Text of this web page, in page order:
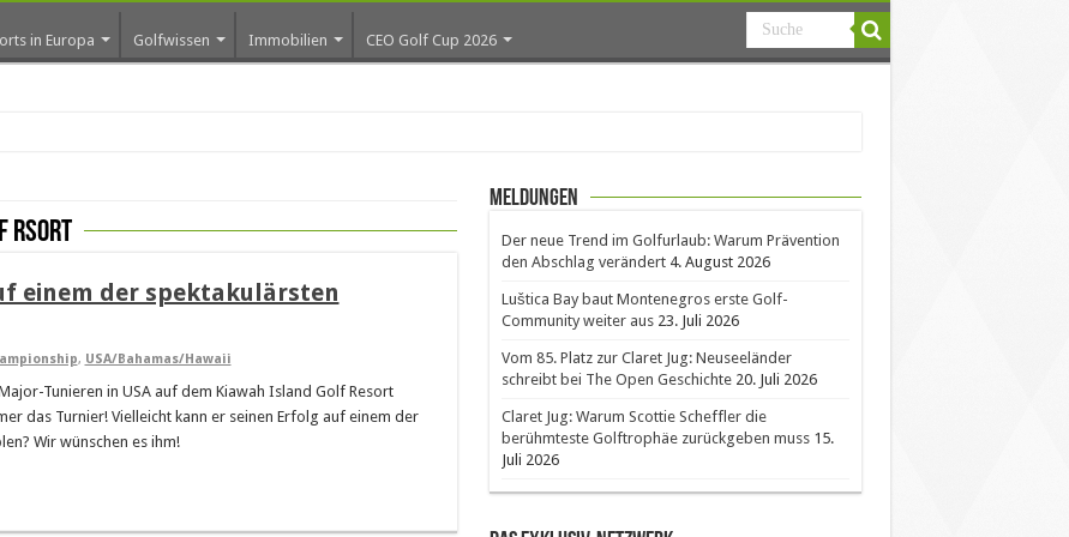
in Europa Golfwissen Immobilien CEO Golf Cup 2026
Rsort
einem der spektakulärsten
, USA/Bahamas/Hawaii
Tunieren in USA auf dem Kiawah Island Golf Resort
das Turnier! Vielleicht kann er seinen Erfolg auf einem der
Wir wünschen es ihm!
Meldungen
Der neue Trend im Golfurlaub: Warum Prävention
den Abschlag verändert 4. August 2026
Luštica Bay baut Montenegros erste Golf-
Community weiter aus 23. Juli 2026
Vom 85. Platz zur Claret Jug: Neuseeländer
schreibt bei The Open Geschichte 20. Juli 2026
Claret Jug: Warum Scottie Scheffler die
berühmteste Golftrophäe zurückgeben muss 15.
Juli 2026